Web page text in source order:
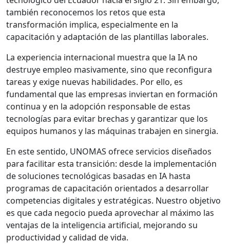
también reconocemos los retos que esta
transformación implica, especialmente en la
capacitación y adaptación de las plantillas laborales.
La experiencia internacional muestra que la IA no
destruye empleo masivamente, sino que reconfigura
tareas y exige nuevas habilidades. Por ello, es
fundamental que las empresas inviertan en formación
continua y en la adopción responsable de estas
tecnologías para evitar brechas y garantizar que los
equipos humanos y las máquinas trabajen en sinergia.
En este sentido, UNOMAS ofrece servicios diseñados
para facilitar esta transición: desde la implementación
de soluciones tecnológicas basadas en IA hasta
programas de capacitación orientados a desarrollar
competencias digitales y estratégicas. Nuestro objetivo
es que cada negocio pueda aprovechar al máximo las
ventajas de la inteligencia artificial, mejorando su
productividad y calidad de vida.